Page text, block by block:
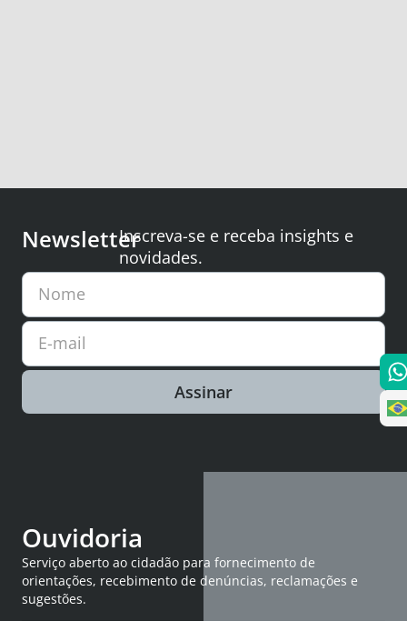
NewsletterInscreva-se e receba insights e
novidades.
Nome
E-mail
Assinar
Ouvidoria
Serviço aberto ao cidadão para fornecimento de
orientações, recebimento de denúncias, reclamações e
sugestões.